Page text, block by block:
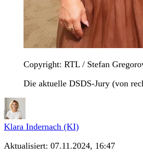
Copyright: RTL / Stefan
Die aktuelle DSDS-Jury (von
Klara Indernach (KI)
Aktualisiert: 07.11.2024, 16:47